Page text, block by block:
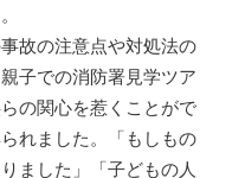
故の注意点や対処法の
子での消防署見学ツア
の関心を惹くことがで
れました。「もしもの
ました」「子どもの人